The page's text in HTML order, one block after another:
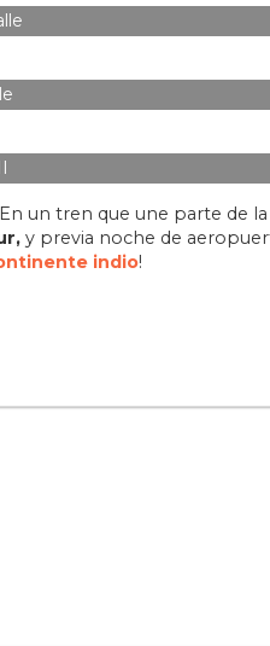
un tren que une parte de
y previa noche de
indio!